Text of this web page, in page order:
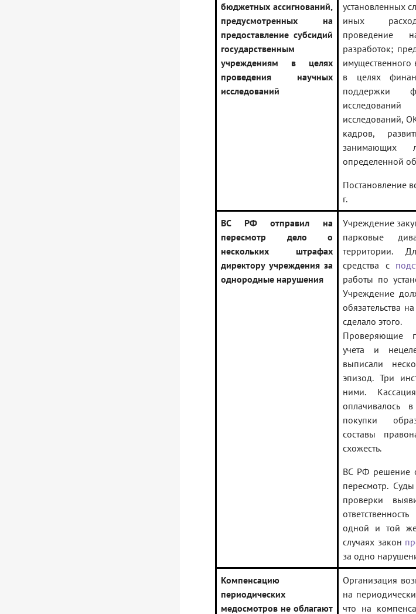
бюджетных ассигнований,
предусмотренных на
предоставление субсидий
государственным
учреждениям в целях
проведения научных
исследований
установленных
иных
проведение
разработок;
в целях
поддержки
исследований,
кадров,
занимающих
определенной
Постановление
г.
ВС РФ отправил на
пересмотр дело о
нескольких штрафах
директору учреждения за
однородные нарушения
Учреждение
парковые
территории.
средства с
работы по
Учреждение
обязательства на
сделало этого.
Проверяющие
учета и
выписали
эпизод. Три
ними.
оплачивалось
покупки
составы
схожесть.
ВС РФ решение
пересмотр.
проверки
одной и той
случаях закон
за одно
Компенсацию
периодических
медосмотров не облагают
Организация
на
что на